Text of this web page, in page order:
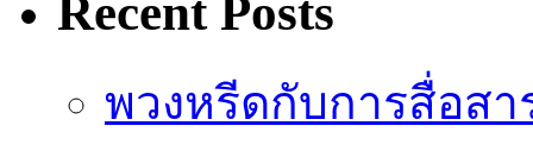
Recent Posts
พวงหรีดกับการสื่อส